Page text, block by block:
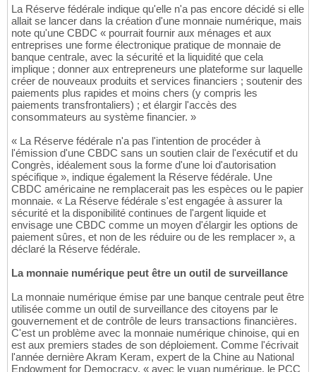
La Réserve fédérale indique qu'elle n'a pas encore décidé si elle
allait se lancer dans la création d'une monnaie numérique, mais
note qu'une CBDC « pourrait fournir aux ménages et aux
entreprises une forme électronique pratique de monnaie de
banque centrale, avec la sécurité et la liquidité que cela
implique ; donner aux entrepreneurs une plateforme sur laquelle
créer de nouveaux produits et services financiers ; soutenir des
paiements plus rapides et moins chers (y compris les
paiements transfrontaliers) ; et élargir l'accès des
consommateurs au système financier. »
« La Réserve fédérale n'a pas l'intention de procéder à
l'émission d'une CBDC sans un soutien clair de l'exécutif et du
Congrès, idéalement sous la forme d'une loi d'autorisation
spécifique », indique également la Réserve fédérale. Une
CBDC américaine ne remplacerait pas les espèces ou le papier
monnaie. « La Réserve fédérale s'est engagée à assurer la
sécurité et la disponibilité continues de l'argent liquide et
envisage une CBDC comme un moyen d'élargir les options de
paiement sûres, et non de les réduire ou de les remplacer », a
déclaré la Réserve fédérale.
La monnaie numérique peut être un outil de surveillance
La monnaie numérique émise par une banque centrale peut être
utilisée comme un outil de surveillance des citoyens par le
gouvernement et de contrôle de leurs transactions financières.
C'est un problème avec la monnaie numérique chinoise, qui en
est aux premiers stades de son déploiement. Comme l'écrivait
l'année dernière Akram Keram, expert de la Chine au National
Endowment for Democracy, « avec le yuan numérique, le PCC